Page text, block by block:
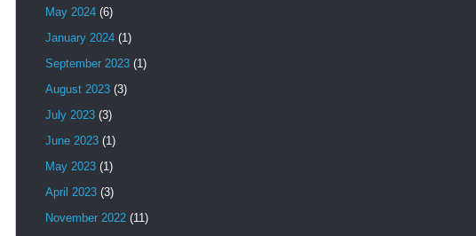
May 2024 (6)
January 2024 (1)
September 2023 (1)
August 2023 (3)
July 2023 (3)
June 2023 (1)
May 2023 (1)
April 2023 (3)
November 2022 (11)